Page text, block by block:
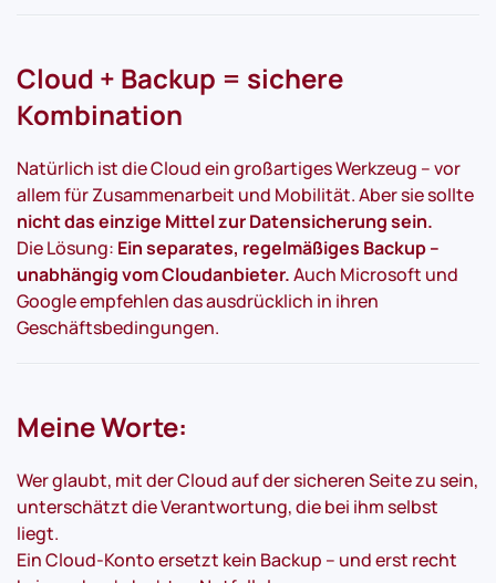
Cloud + Backup = sichere
Kombination
Natürlich ist die Cloud ein großartiges Werkzeug – vor
allem für Zusammenarbeit und Mobilität. Aber sie sollte
nicht das einzige Mittel zur Datensicherung sein.
Die Lösung: Ein separates, regelmäßiges Backup –
unabhängig vom Cloudanbieter.Auch Microsoft und
Google empfehlen das ausdrücklich in ihren
Geschäftsbedingungen.
Meine Worte:
Wer glaubt, mit der Cloud auf der sicheren Seite zu sein,
unterschätzt die Verantwortung, die bei ihm selbst
liegt.
Ein Cloud-Konto ersetzt kein Backup – und erst recht